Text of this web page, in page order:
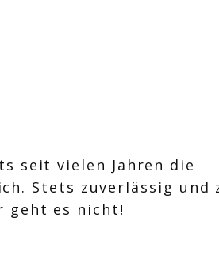
seit vielen Jahren die
Stets zuverlässig und
geht es nicht!